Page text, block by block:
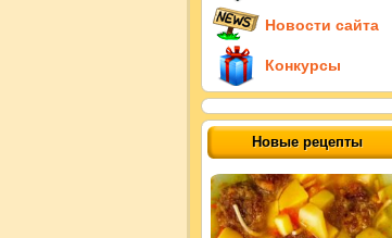
Новости сайта
Конкурсы
Новые рецепты